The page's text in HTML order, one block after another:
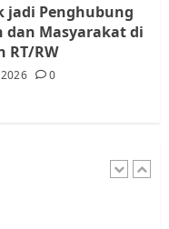
jadi Penghubung
dan Masyarakat di
RT/RW
0
0